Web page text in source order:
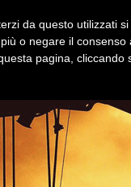
da questo utilizzati
o negare il
pagina,